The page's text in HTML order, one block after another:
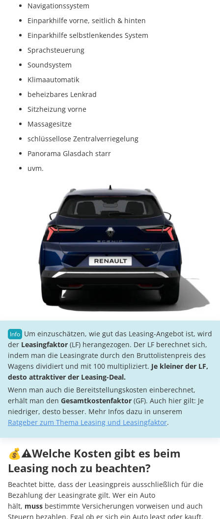
Navigationssystem
Einparkhilfe vorne, seitlich & hinten
Einparkhilfe selbstlenkendes System
Sprachsteuerung
Soundsystem
Klimaautomatik
beheizbares Lenkrad
Sitzheizung vorne
Massagesitze
schlüssellose Zentralverriegelung
Panorama Glasdach starr
uvm.
Um einzuschätzen, wie gut das Leasing-Angebot ist, wird
der Leasingfaktor (LF) herangezogen. Der LF berechnet sich,
indem man die Leasingrate durch den Bruttolistenpreis des
Wagens dividiert und mit 100 multipliziert. Je kleiner der LF,
desto attraktiver der Leasing-Deal.
Wenn man auch die Bereitstellungskosten einberechnet,
erhält man den Gesamtkostenfaktor (GF). Auch hier gilt: Je
niedriger, desto besser. Mehr Infos dazu in unserem
Ratgeber zum Thema Leasing und Leasingfaktor.
💰⚠️Welche Kosten gibt es beim
Leasing noch zu beachten?
Beachtet bitte, dass der Leasingpreis ausschließlich für die
Bezahlung der Leasingrate gilt. Wer ein Auto
hält, muss bestimmte Versicherungen vorweisen und auch
Steuern bezahlen. Egal ob er sich ein Auto least oder kauft.